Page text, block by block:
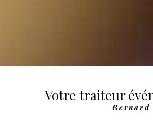
Votre traiteur
Bernard